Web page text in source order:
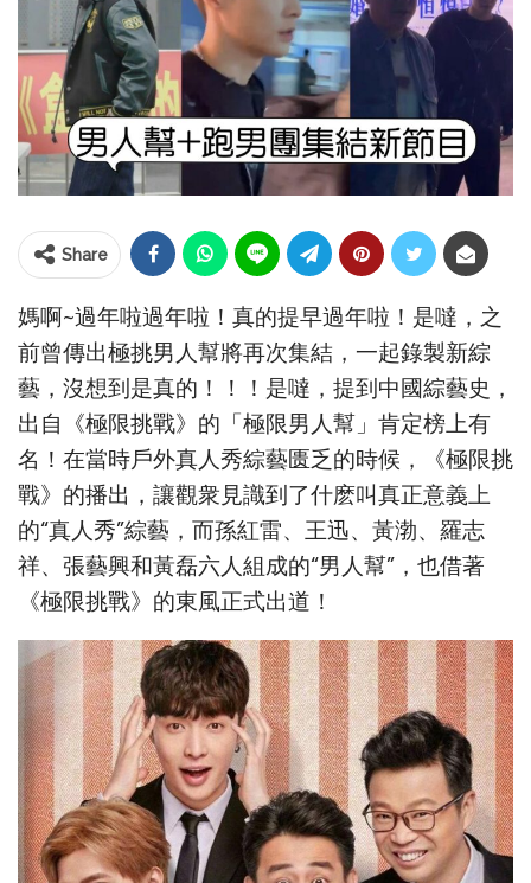
Share
媽啊~過年啦過年啦！真的提早過年啦！是噠，之
前曾傳出極挑男人幫將再次集結，一起錄製新綜
藝，沒想到是真的！！！是噠，提到中國綜藝史，
出自《極限挑戰》的「極限男人幫」肯定榜上有
名！在當時戶外真人秀綜藝匮乏的時候，《極限挑
戰》的播出，讓觀衆見識到了什麽叫真正意義上
的“真人秀”綜藝，而孫紅雷、王迅、黃渤、羅志
祥、張藝興和黃磊六人組成的“男人幫”，也借著
《極限挑戰》的東風正式出道！